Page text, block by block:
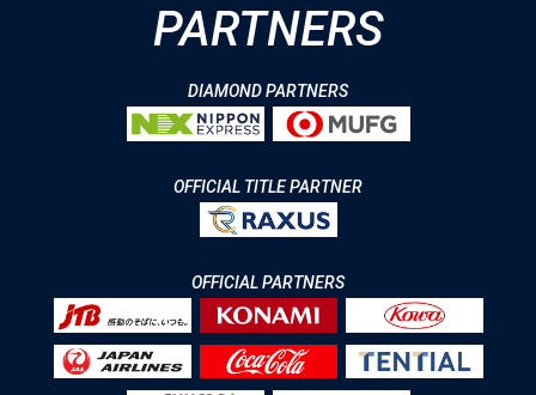
PARTNERS
DIAMOND PARTNERS
OFFICIAL TITLE PARTNER
OFFICIAL PARTNERS